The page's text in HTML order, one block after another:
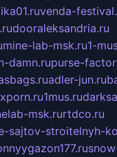
venda-
dooraleksandria.ru
mine-lab-msk.ru1-
damn.rupurse-
adler-jun.ru
1mus.ru
msk.rurtdco.ru
sajtov-stroitelnyh-